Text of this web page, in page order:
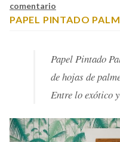
QUIÉNES SOMOS
comentario
PAPEL PINTADO
Papel Pintado
de hojas de
Entre lo exótico